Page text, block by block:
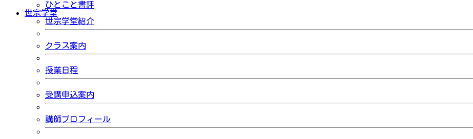
ひとこと書評
世宗学堂
世宗学堂紹介
クラス案内
授業日程
受講申込案内
講師プロフィール